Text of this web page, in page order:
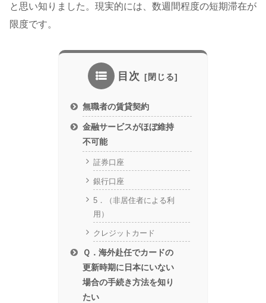
と思い知りました。現実的には、数週間程度の短期滞在が
限度です。
目次
無職者の賃貸契約
金融サービスがほぼ維持
不可能
証券口座
銀行口座
5．（非居住者による利
用）
クレジットカード
Ｑ．海外赴任でカードの
更新時期に日本にいない
場合の手続き方法を知り
たい